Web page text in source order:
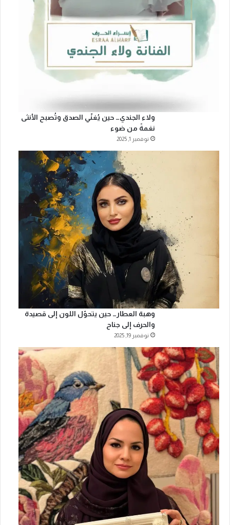
ولاء الجندي… حين يُغنّي الصدق وتُصبح الأنثى
نغمةً من ضوء
نوفمبر 1, 2025
وهبة العطار… حين يتحوّل اللون إلى قصيدة
والحرف إلى جناح
نوفمبر 19, 2025